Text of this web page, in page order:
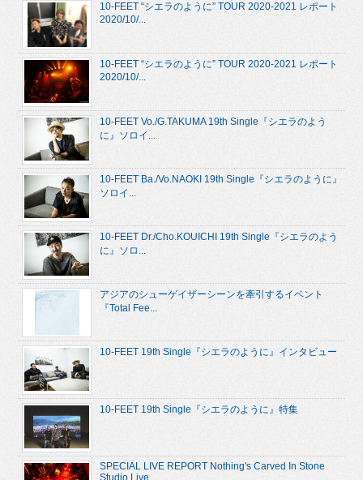
10-FEET “シエラのように” TOUR 2020-2021 レポート
2020/10/...
10-FEET “シエラのように” TOUR 2020-2021 レポート
2020/10/...
10-FEET Vo./G.TAKUMA 19th Single『シエラのよう
に』ソロイ...
10-FEET Ba./Vo.NAOKI 19th Single『シエラのように』
ソロイ...
10-FEET Dr./Cho.KOUICHI 19th Single『シエラのよう
に』ソロ...
アジアのシューゲイザーシーンを牽引するイベント
『Total Fee...
10-FEET 19th Single『シエラのように』インタビュー
10-FEET 19th Single『シエラのように』特集
SPECIAL LIVE REPORT Nothing's Carved In Stone
Studio Live...